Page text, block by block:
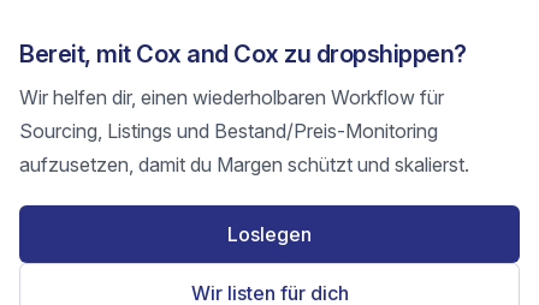
Bereit, mit Cox and Cox zu dropshippen?
Wir helfen dir, einen wiederholbaren Workflow für
Sourcing, Listings und Bestand/Preis-Monitoring
aufzusetzen, damit du Margen schützt und skalierst.
Loslegen
Wir listen für dich